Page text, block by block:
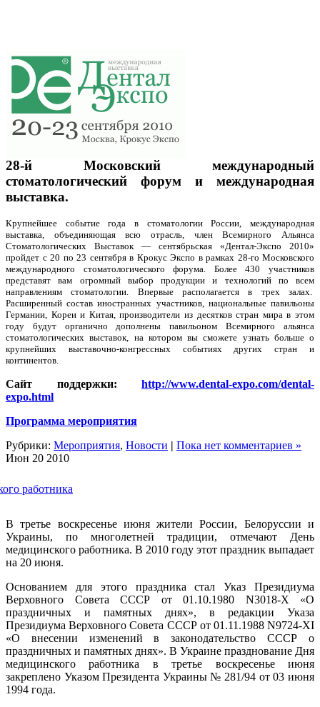
28-й Московский международный
стоматологический форум и международная
выставка.
Крупнейшее событие года в стоматологии России, международная
выставка, объединяющая всю отрасль, член Всемирного Альянса
Стоматологических Выставок — сентябрьская «Дентал-Экспо 2010»
пройдет с 20 по 23 сентября в Крокус Экспо в рамках 28-го Московского
международного стоматологического форума. Более 430 участников
представят вам огромный выбор продукции и технологий по всем
направлениям стоматологии. Впервые располагается в трех залах.
Расширенный состав иностранных участников, национальные павильоны
Германии, Кореи и Китая, производители из десятков стран мира в этом
году будут органично дополнены павильоном Всемирного альянса
стоматологических выставок, на котором вы сможете узнать больше о
крупнейших выставочно-конгрессных событиях других стран и
континентов.
Сайт поддержки: http://www.dental-expo.com/dental-
expo.html
Программа мероприятия
Рубрики: Мероприятия, Новости | Пока нет комментариев »
Июн 20 2010
работника
В третье воскресенье июня жители России, Белоруссии и
Украины, по многолетней традиции, отмечают День
медицинского работника. В 2010 году этот праздник выпадает
на 20 июня.
Основанием для этого праздника стал Указ Президиума
Верховного Совета СССР от 01.10.1980 N3018-Х «О
праздничных и памятных днях», в редакции Указа
Президиума Верховного Совета СССР от 01.11.1988 N9724-XI
«О внесении изменений в законодательство СССР о
праздничных и памятных днях». В Украине празднование Дня
медицинского работника в третье воскресенье июня
закреплено Указом Президента Украины № 281/94 от 03 июня
1994 года.